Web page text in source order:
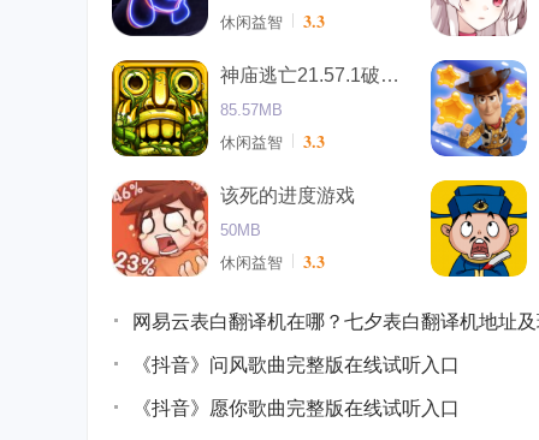
休闲益智
3.3
神庙逃亡21.57.1破解版
85.57MB
休闲益智
3.3
该死的进度游戏
50MB
休闲益智
3.3
网易云表白翻译机在哪？七夕表白翻译机地址
《抖音》问风歌曲完整版在线试听入口
《抖音》愿你歌曲完整版在线试听入口